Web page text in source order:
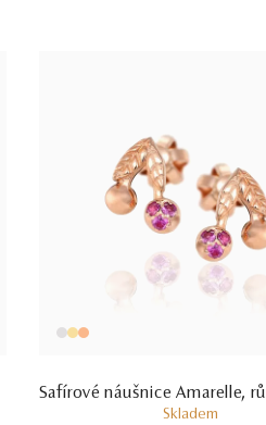
Safírové náušnice Amarelle,
Skladem